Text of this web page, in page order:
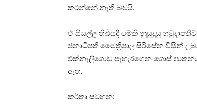
කරන්නේ නැති බවයි.
ඒ සියල්ල තිබියදී මෙකී නුසුදුසු
ජනාධිපති මෛත්‍රීපාල සිරිසේන විසින්
එක්නැලිගොඩ පැහැරගෙන ගොස්
ඇත.
කර්තෘ සටහන: